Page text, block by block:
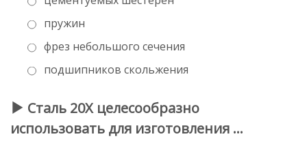
пружин
фрез небольшого сечения
подшипников скольжения
Сталь 20Х целесообразно
использовать для изготовления …